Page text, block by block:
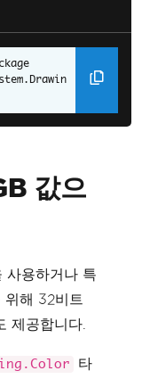
값으
용하거나 특
위해 32비트
제공합니다.
타